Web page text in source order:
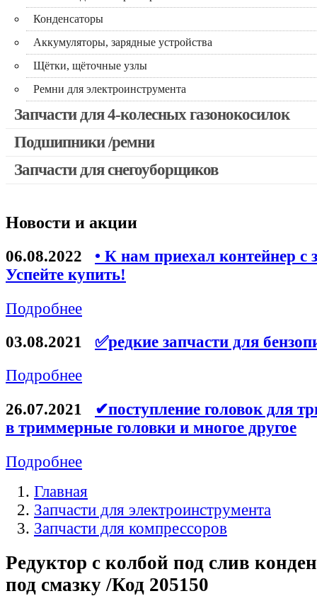
Конденсаторы
Аккумуляторы, зарядные устройства
Щётки, щёточные узлы
Ремни для электроинструмента
Запчасти для 4-колесных газонокосилок
Подшипники /ремни
Запчасти для снегоуборщиков
Новости и акции
06.08.2022
• К нам приехал контейнер с
Успейте купить!
Подробнее
03.08.2021
✅редкие запчасти для
Подробнее
26.07.2021
✔поступление головок для
в триммерные головки и многое другое
Подробнее
Главная
Запчасти для электроинструмента
Запчасти для компрессоров
Редуктор с колбой под слив
под смазку /Код 205150